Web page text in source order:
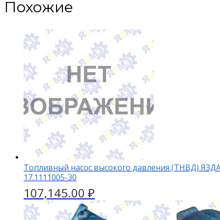
Похожие
Топливный насос высокого давления (ТНВД)
17.1111005-30
107,145.00 ₽